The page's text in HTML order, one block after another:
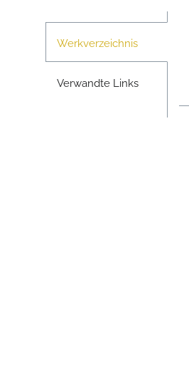
Werkverzeichnis
Verwandte Links